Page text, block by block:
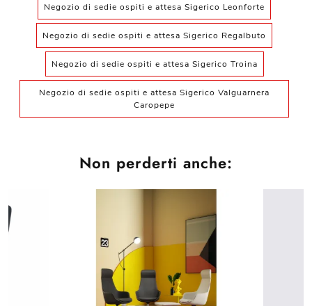
Negozio di sedie ospiti e attesa Sigerico Leonforte
Negozio di sedie ospiti e attesa Sigerico Regalbuto
Negozio di sedie ospiti e attesa Sigerico Troina
Negozio di sedie ospiti e attesa Sigerico Valguarnera
Caropepe
Non perderti anche: